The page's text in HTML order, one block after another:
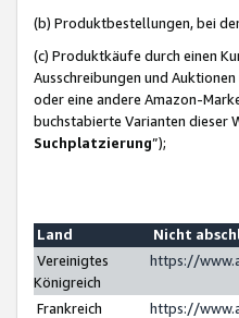
(b) Produktbestellungen, bei
(c) Produktkäufe durch einen
Ausschreibungen und
oder eine andere Amazon-
buchstabierte Varianten dieser
Suchplatzierung”);
Land
Nicht
Vereinigtes
Königreich
https://
Frankreich
https://